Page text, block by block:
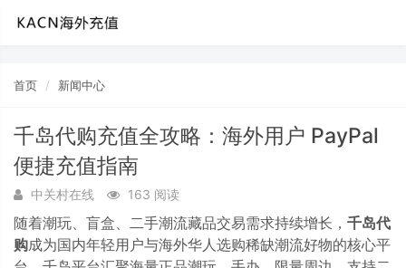
首页 新闻中心
千岛代购充值全攻略：海外用户 PayPal
便捷充值指南
中关村在线 163 阅读
随着潮玩、盲盒、二手潮流藏品交易需求持续增长， 千岛代
购成为国内年轻用户与海外华人选购稀缺潮流好物的核心平